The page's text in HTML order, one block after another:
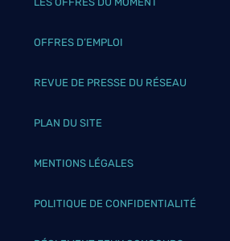
OFFRES D’EMPLOI
REVUE DE PRESSE DU RÉSEAU
PLAN DU SITE
MENTIONS LÉGALES
POLITIQUE DE CONFIDENTIALITÉ